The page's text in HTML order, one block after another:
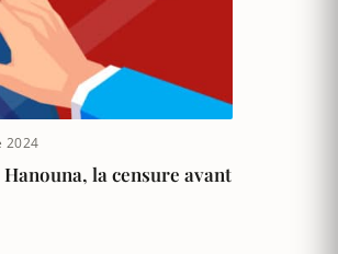
2024
la censure avant